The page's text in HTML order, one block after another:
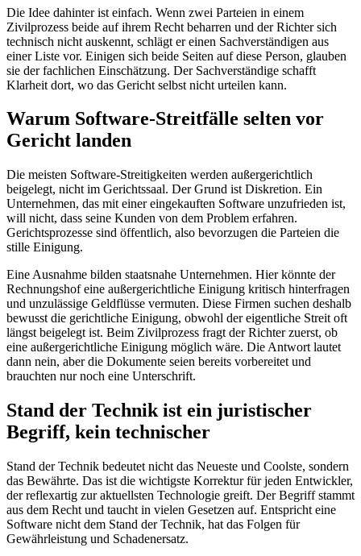
Die Idee dahinter ist einfach. Wenn zwei Parteien in einem
Zivilprozess beide auf ihrem Recht beharren und der Richter sich
technisch nicht auskennt, schlägt er einen Sachverständigen aus
einer Liste vor. Einigen sich beide Seiten auf diese Person, glauben
sie der fachlichen Einschätzung. Der Sachverständige schafft
Klarheit dort, wo das Gericht selbst nicht urteilen kann.
Warum Software-Streitfälle selten vor
Gericht landen
Die meisten Software-Streitigkeiten werden außergerichtlich
beigelegt, nicht im Gerichtssaal. Der Grund ist Diskretion. Ein
Unternehmen, das mit einer eingekauften Software unzufrieden ist,
will nicht, dass seine Kunden von dem Problem erfahren.
Gerichtsprozesse sind öffentlich, also bevorzugen die Parteien die
stille Einigung.
Eine Ausnahme bilden staatsnahe Unternehmen. Hier könnte der
Rechnungshof eine außergerichtliche Einigung kritisch hinterfragen
und unzulässige Geldflüsse vermuten. Diese Firmen suchen deshalb
bewusst die gerichtliche Einigung, obwohl der eigentliche Streit oft
längst beigelegt ist. Beim Zivilprozess fragt der Richter zuerst, ob
eine außergerichtliche Einigung möglich wäre. Die Antwort lautet
dann nein, aber die Dokumente seien bereits vorbereitet und
brauchten nur noch eine Unterschrift.
Stand der Technik ist ein juristischer
Begriff, kein technischer
Stand der Technik bedeutet nicht das Neueste und Coolste, sondern
das Bewährte. Das ist die wichtigste Korrektur für jeden Entwickler,
der reflexartig zur aktuellsten Technologie greift. Der Begriff stammt
aus dem Recht und taucht in vielen Gesetzen auf. Entspricht eine
Software nicht dem Stand der Technik, hat das Folgen für
Gewährleistung und Schadenersatz.